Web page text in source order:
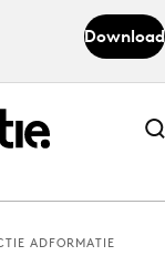
Download
Abonneer nu
Abonneer nu
ADFORMATIE